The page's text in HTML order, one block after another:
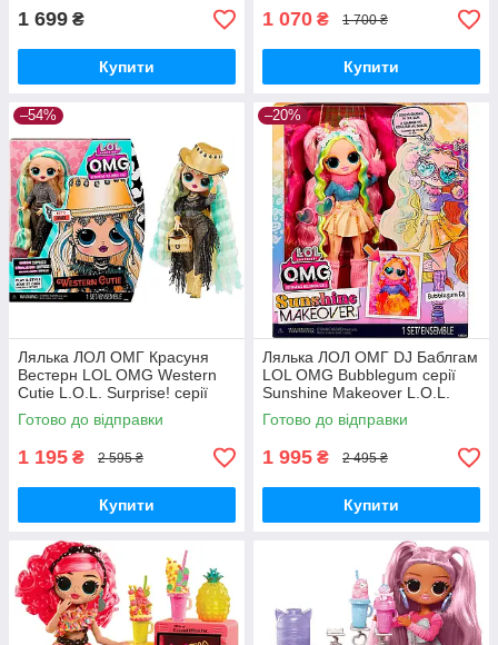
1 699 ₴
Купити
1 070 ₴ 1 700 ₴
Купити
–54%
Лялька ЛОЛ ОМГ Красуня
Вестерн LOL OMG Western
Cutie L.O.L. Surprise! серії
O.M.G." S7 588504 MGA
Оригінал
Готово до відправки
1 195 ₴ 2 595 ₴
Купити
–20%
Лялька ЛОЛ ОМГ DJ Баблгам
LOL OMG Bubblegum серії
Sunshine Makeover L.O.L.
Surprise! O.M.G. 589426
Оригінал MyDoll.com.ua
Готово до відправки
1 995 ₴ 2 495 ₴
Купити